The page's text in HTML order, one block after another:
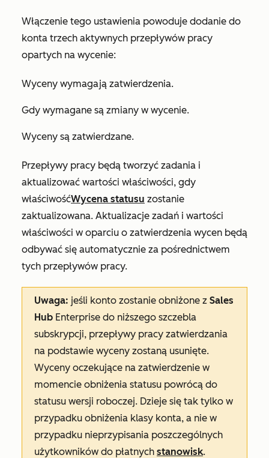
Włączenie tego ustawienia powoduje dodanie do
konta trzech aktywnych przepływów pracy
opartych na wycenie:
Wyceny wymagają zatwierdzenia.
Gdy wymagane są zmiany w wycenie.
Wyceny są zatwierdzane.
Przepływy pracy będą tworzyć zadania i
aktualizować wartości właściwości, gdy
właściwośćWycena statusu zostanie
zaktualizowana. Aktualizacje zadań i wartości
właściwości w oparciu o zatwierdzenia wycen będą
odbywać się automatycznie za pośrednictwem
tych przepływów pracy.
Uwaga: jeśli konto zostanie obniżone z Sales
Hub Enterprise do niższego szczebla
subskrypcji, przepływy pracy zatwierdzania
na podstawie wyceny zostaną usunięte.
Wyceny oczekujące na zatwierdzenie w
momencie obniżenia statusu powrócą do
statusu wersji roboczej. Dzieje się tak tylko w
przypadku obniżenia klasy konta, a nie w
przypadku nieprzypisania poszczególnych
użytkowników do płatnych stanowisk.